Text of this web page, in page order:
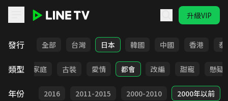
升級VIP
發行 全部 台灣 日本 韓國 中國 香港 泰
類型
校園 家庭 古裝 愛情 都會 改編 甜寵 懸疑
年份
2017 2016 2011-2015 2000-2010 2000年以前